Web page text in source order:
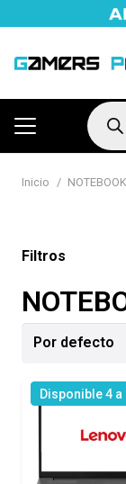
de
Inicio /
Filtros
Disponible 4 a